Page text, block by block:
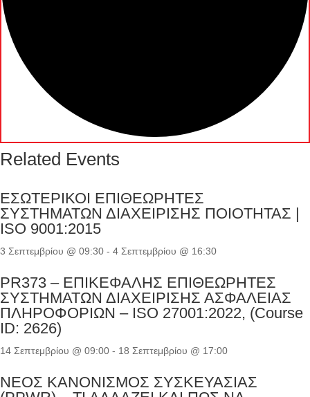
Related Events
ΕΣΩΤΕΡΙΚΟΙ ΕΠΙΘΕΩΡΗΤΕΣ
ΣΥΣΤΗΜΑΤΩΝ ΔΙΑΧΕΙΡΙΣΗΣ ΠΟΙΟΤΗΤΑΣ |
ISO 9001:2015
3 Σεπτεμβρίου @ 09:30 - 4 Σεπτεμβρίου @ 16:30
PR373 – ΕΠΙΚΕΦΑΛΗΣ ΕΠΙΘΕΩΡΗΤΕΣ
ΣΥΣΤΗΜΑΤΩΝ ΔΙΑΧΕΙΡΙΣΗΣ ΑΣΦΑΛΕΙΑΣ
ΠΛΗΡΟΦΟΡΙΩΝ – ISO 27001:2022, (Course
ID: 2626)
14 Σεπτεμβρίου @ 09:00 - 18 Σεπτεμβρίου @ 17:00
ΝΕΟΣ ΚΑΝΟΝΙΣΜΟΣ ΣΥΣΚΕΥΑΣΙΑΣ